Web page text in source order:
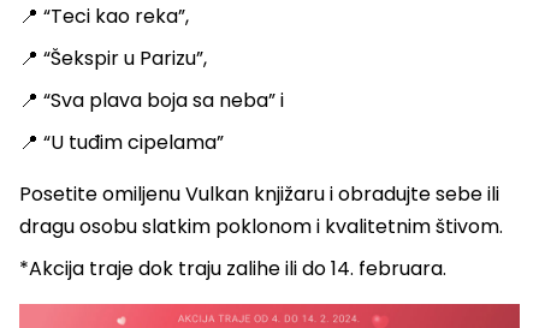
📍 “Teci kao reka”,
📍 “Šekspir u Parizu”,
📍 “Sva plava boja sa neba” i
📍 “U tuđim cipelama”
Posetite omiljenu Vulkan knjižaru i obradujte sebe ili
dragu osobu slatkim poklonom i kvalitetnim štivom.
*Akcija traje dok traju zalihe ili do 14. februara.